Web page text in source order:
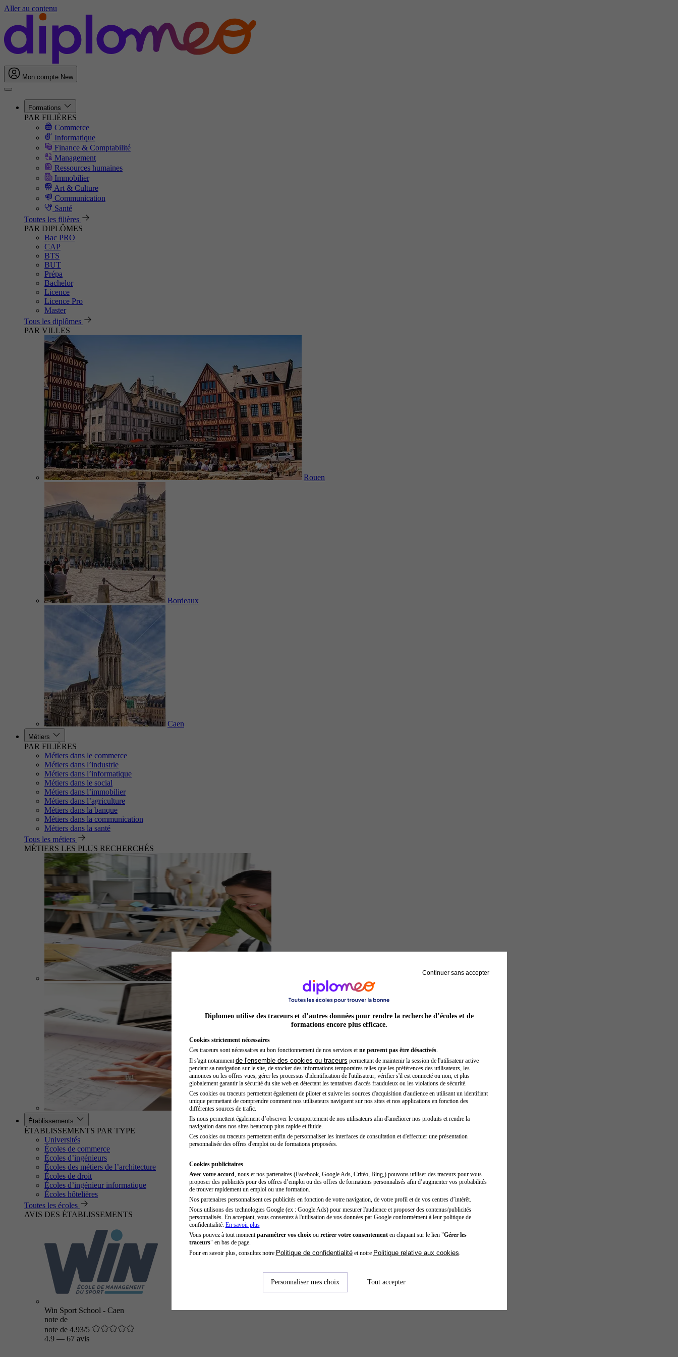
Aller au contenu
Mon compte New
Formations
PAR FILIÈRES
Commerce
Informatique
Finance & Comptabilité
Management
Ressources humaines
Immobilier
Art & Culture
Communication
Santé
Toutes les filières
PAR DIPLÔMES
Bac PRO
CAP
BTS
BUT
Prépa
Bachelor
Licence
Licence Pro
Master
Tous les diplômes
PAR VILLES
Rouen
Bordeaux
Caen
Métiers
PAR FILIÈRES
Métiers dans le commerce
Métiers dans l’industrie
Métiers dans l’informatique
Métiers dans le social
Métiers dans l’immobilier
Métiers dans l’agriculture
Métiers dans la banque
Métiers dans la communication
Métiers dans la santé
Tous les métiers
MÉTIERS LES PLUS RECHERCHÉS
Entrepreneur
Établissements
ÉTABLISSEMENTS PAR TYPE
Universités
Écoles de commerce
Écoles d’ingénieurs
Écoles des métiers de l’architecture
Écoles de droit
Écoles d’ingénieur informatique
Écoles hôtelières
Toutes les écoles
AVIS DES ÉTABLISSEMENTS
Win Sport School - Caen
note de
note de 4.93/5
4.9 — 67 avis
Continuer sans accepter
Diplomeo utilise des traceurs et d’autres données pour rendre la recherche d’écoles et de
formations encore plus efficace.
Cookies strictement nécessaires
Ces traceurs sont nécessaires au bon fonctionnement de nos services et ne peuvent pas être désactivés.
Il s'agit notamment de l'ensemble des cookies ou traceurs permettant de maintenir la session de l'utilisateur active
pendant sa navigation sur le site, de stocker des informations temporaires telles que les préférences des utilisateurs, les
annonces ou les offres vues, gérer les processus d'identification de l'utilisateur, vérifier s'il est connecté ou non, et plus
globalement garantir la sécurité du site web en détectant les tentatives d'accès frauduleux ou les violations de sécurité.
Ces cookies ou traceurs permettent également de piloter et suivre les sources d'acquisition d'audience en utilisant un identifiant
unique permettant de comprendre comment nos utilisateurs naviguent sur nos sites et nos applications en fonction des
différentes sources de trafic.
Ils nous permettent également d’observer le comportement de nos utilisateurs afin d'améliorer nos produits et rendre la
navigation dans nos sites beaucoup plus rapide et fluide.
Ces cookies ou traceurs permettent enfin de personnaliser les interfaces de consultation et d'effectuer une présentation
personnalisée des offres d'emploi ou de formations proposées.
Cookies publicitaires
Avec votre accord , nous et nos partenaires (Facebook, Google Ads, Critéo, Bing,) pouvons utiliser des traceurs pour vous
proposer des publicités pour des offres d’emploi ou des offres de formations personnalisés afin d’augmenter vos probabilités
de trouver rapidement un emploi ou une formation.
Nos partenaires personnalisent ces publicités en fonction de votre navigation, de votre profil et de vos centres d’intérêt.
Nous utilisons des technologies Google (ex : Google Ads) pour mesurer l'audience et proposer des contenus/publicités
personnalisés. En acceptant, vous consentez à l'utilisation de vos données par Google conformément à leur politique de
confidentialité. En savoir plus
Vous pouvez à tout moment paramétrer vos choixou retirer votre consentementen cliquant sur le lien "Gérer les
traceurs" en bas de page.
Pour en savoir plus, consultez notre Politique de confidentialitéet notre Politique relative aux cookies
Personnaliser mes choix Tout accepter